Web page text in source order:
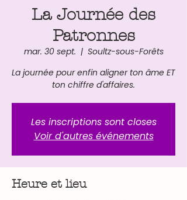
La Journée des
Patronnes
mar. 30 sept.
  |
Soultz-sous-Forêts
La journée pour enfin aligner ton âme ET
ton chiffre d'affaires.
Les inscriptions sont closes
Voir d'autres événements
Heure et lieu